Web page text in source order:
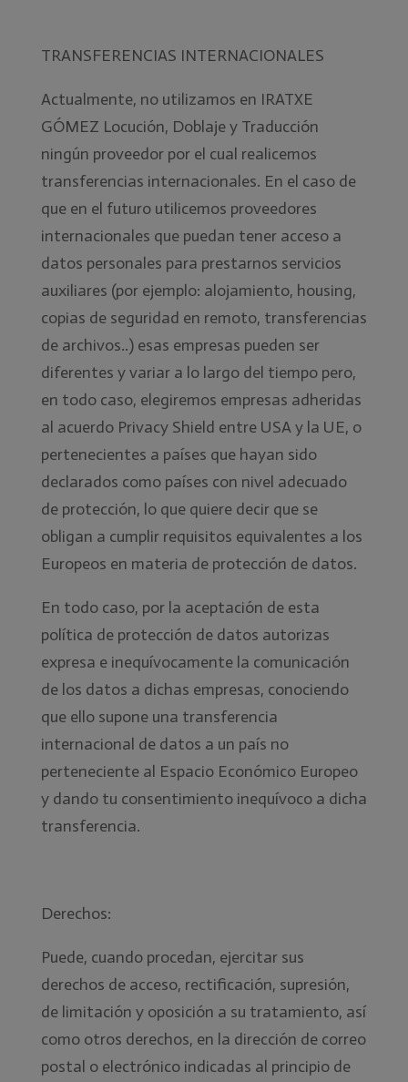
TRANSFERENCIAS INTERNACIONALES
Actualmente, no utilizamos en IRATXE
GÓMEZ Locución, Doblaje y Traducción
ningún proveedor por el cual realicemos
transferencias internacionales. En el caso de
que en el futuro utilicemos proveedores
internacionales que puedan tener acceso a
datos personales para prestarnos servicios
auxiliares (por ejemplo: alojamiento, housing,
copias de seguridad en remoto, transferencias
de archivos..) esas empresas pueden ser
diferentes y variar a lo largo del tiempo pero,
en todo caso, elegiremos empresas adheridas
al acuerdo Privacy Shield entre USA y la UE, o
pertenecientes a países que hayan sido
declarados como países con nivel adecuado
de protección, lo que quiere decir que se
obligan a cumplir requisitos equivalentes a los
Europeos en materia de protección de datos.
En todo caso, por la aceptación de esta
política de protección de datos autorizas
expresa e inequívocamente la comunicación
de los datos a dichas empresas, conociendo
que ello supone una transferencia
internacional de datos a un país no
perteneciente al Espacio Económico Europeo
y dando tu consentimiento inequívoco a dicha
transferencia.
Derechos:
Puede, cuando procedan, ejercitar sus
derechos de acceso, rectificación, supresión,
de limitación y oposición a su tratamiento, así
como otros derechos, en la dirección de correo
postal o electrónico indicadas al principio de